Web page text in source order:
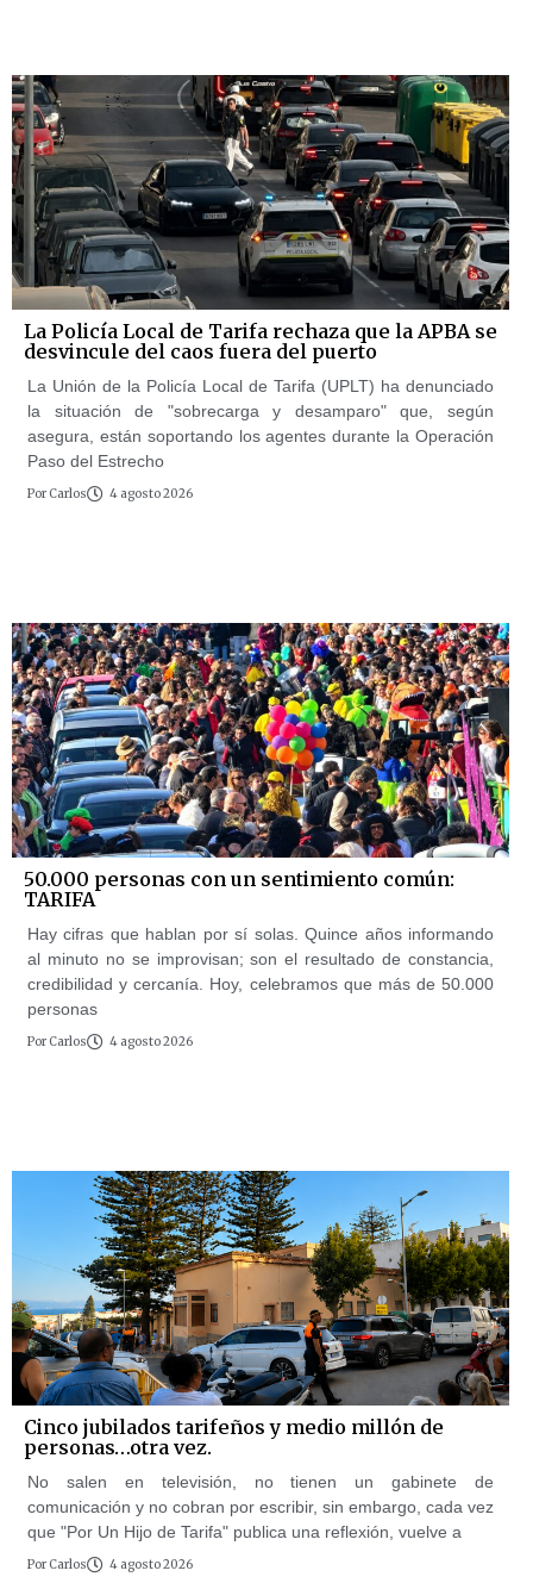
La Policía Local de Tarifa rechaza que la APBA se
desvincule del caos fuera del puerto
La Unión de la Policía Local de Tarifa (UPLT) ha denunciado
la situación de "sobrecarga y desamparo" que, según
asegura, están soportando los agentes durante la Operación
Paso del Estrecho
Por Carlos 4 agosto 2026
50.000 personas con un sentimiento común:
TARIFA
Hay cifras que hablan por sí solas. Quince años informando
al minuto no se improvisan; son el resultado de constancia,
credibilidad y cercanía. Hoy, celebramos que más de 50.000
personas
Por Carlos 4 agosto 2026
Cinco jubilados tarifeños y medio millón de
personas…otra vez.
No salen en televisión, no tienen un gabinete de
comunicación y no cobran por escribir, sin embargo, cada vez
que "Por Un Hijo de Tarifa" publica una reflexión, vuelve a
Por Carlos 4 agosto 2026